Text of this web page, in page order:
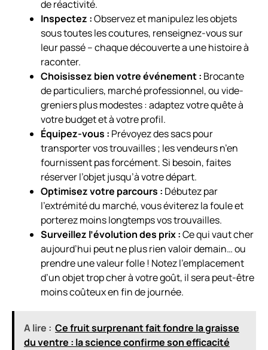
de réactivité.
Inspectez :Observez et manipulez les objets
sous toutes les coutures, renseignez-vous sur
leur passé – chaque découverte a une histoire à
raconter.
Choisissez bien votre événement : Brocante
de particuliers, marché professionnel, ou vide-
greniers plus modestes : adaptez votre quête à
votre budget et à votre profil.
Équipez-vous : Prévoyez des sacs pour
transporter vos trouvailles ; les vendeurs n’en
fournissent pas forcément. Si besoin, faites
réserver l’objet jusqu’à votre départ.
Optimisez votre parcours : Débutez par
l’extrémité du marché, vous éviterez la foule et
porterez moins longtemps vos trouvailles.
Surveillez l’évolution des prix :Ce qui vaut cher
aujourd’hui peut ne plus rien valoir demain… ou
prendre une valeur folle ! Notez l’emplacement
d’un objet trop cher à votre goût, il sera peut-être
moins coûteux en fin de journée.
A lire : Ce fruit surprenant fait fondre la graisse
du ventre : la science confirme son efficacité